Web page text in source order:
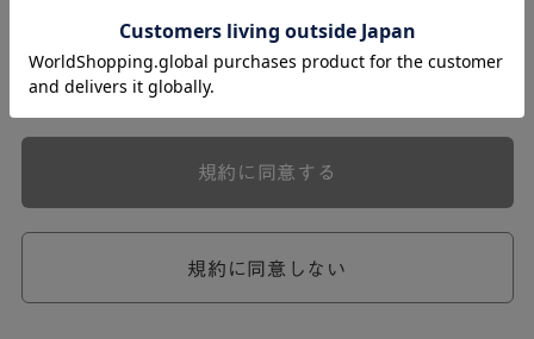
本規約は、会員と弊社との間のサービスの利用に関わる一
切の関係に適用されるものとします。
弊社が一連のサービスを提供するにあたり、本規約のほ
ら個別規定はその名称のいかんに関わらず、本規約の一部
めが優先されるものとします。
規約に同意しない
規約に同意する